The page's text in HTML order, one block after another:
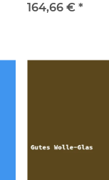
164,66 € *